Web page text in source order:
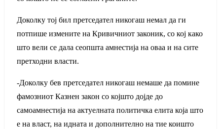
Доколку тој бил претседател никогаш немал да ги
потпише измените на Кривичниот законик, со кој како
што вели се дала сеопшта амнестија на оваа и на сите
претходни власти.
-Доколку бев претседател никогаш немаше да помине
фамозниот Казнен закон со којшто дојде до
самоамнестија на актуелната политичка елита која што
е на власт, на идната и дополнително на тие коишто